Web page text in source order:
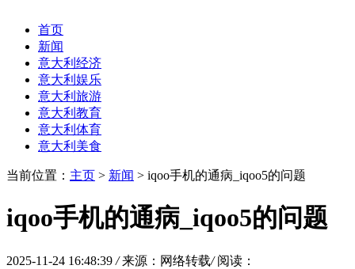
首页
新闻
意大利经济
意大利娱乐
意大利旅游
意大利教育
意大利体育
意大利美食
当前位置： 主页 > 新闻 > iqoo手机的通病_iqoo5的问题
iqoo手机的通病_iqoo5的问题
2025-11-24 16:48:39 / 来源：网络转载/ 阅读：